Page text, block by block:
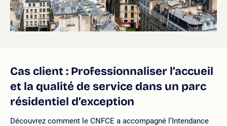
Cas client : Professionnaliser l’accueil
et la qualité de service dans un parc
résidentiel d’exception
Découvrez comment le CNFCE a accompagné l’Intendance